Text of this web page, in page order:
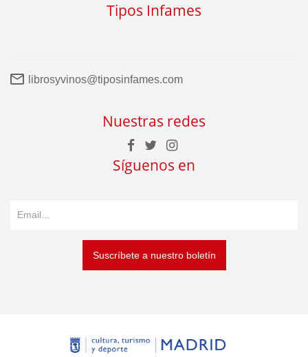
Tipos Infames
librosyvinos@tiposinfames.com
Nuestras redes
Síguenos en
Suscríbete a nuestro boletín